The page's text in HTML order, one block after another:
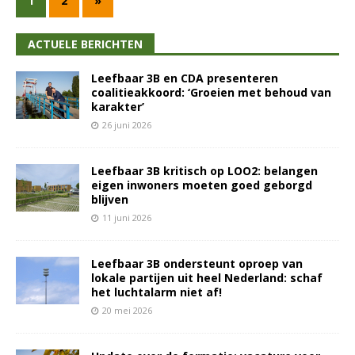
ACTUELE BERICHTEN
Leefbaar 3B en CDA presenteren
coalitieakkoord: ‘Groeien met behoud van
karakter’
26 juni 2026
Leefbaar 3B kritisch op LOO2: belangen
eigen inwoners moeten goed geborgd
blijven
11 juni 2026
Leefbaar 3B ondersteunt oproep van
lokale partijen uit heel Nederland: schaf
het luchtalarm niet af!
20 mei 2026